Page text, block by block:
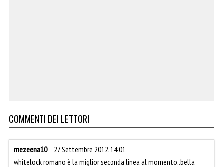
COMMENTI DEI LETTORI
mezeena10
27 Settembre 2012, 14:01
whitelock romano è la miglior seconda linea al momento..bella